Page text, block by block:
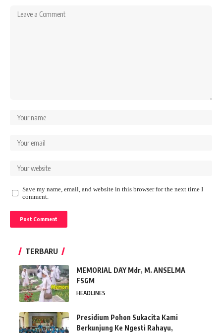
Save my name, email, and website in this browser for the next time I
comment.
TERBARU
MEMORIAL DAY Mdr, M. ANSELMA
FSGM
HEADLINES
Presidium Pohon Sukacita Kami
Berkunjung Ke Ngesti Rahayu,